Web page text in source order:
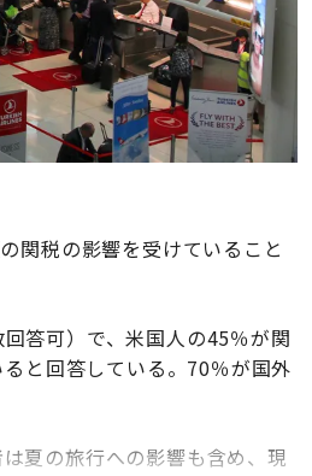
関税の影響を受けていること
答可）で、米国人の45％が関
と回答している。70％が国外
夏の旅行への影響も含め、現